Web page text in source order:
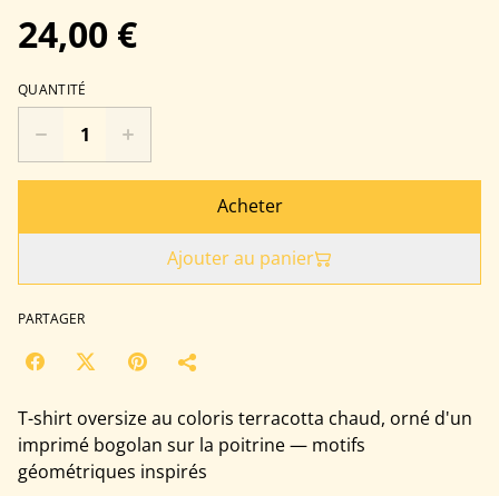
24,00 €
QUANTITÉ
Acheter
Ajouter au panier
PARTAGER
T-shirt oversize au coloris terracotta chaud, orné d'un
imprimé bogolan sur la poitrine — motifs
géométriques inspirés